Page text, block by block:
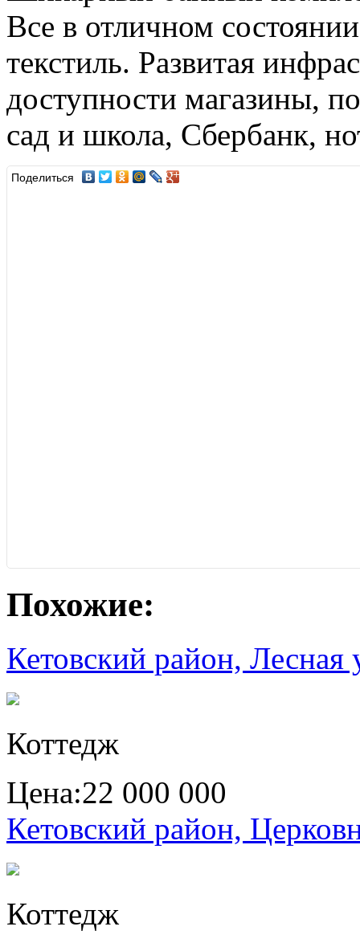
Все в отличном
текстиль. Развитая
доступности магазины,
сад и школа, Сбербанк,
Поделиться
Похожие:
Кетовский район, Лесная
Коттедж
Цена:22 000 000
Кетовский район,
Коттедж